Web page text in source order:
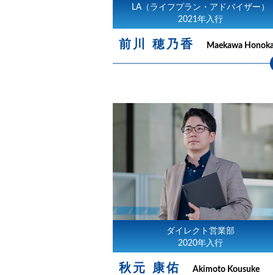
LA（ライフプラン・ アドバイザー）
2021年入行
前川 穂乃香 Maekawa
ダイレクト営業部
2020年入行
秋元 康佑 Akimoto Kousuke